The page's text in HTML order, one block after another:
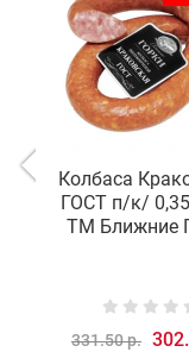
Колбаса
ГОСТ п/к/
ТМ Ближние
331.50 р.